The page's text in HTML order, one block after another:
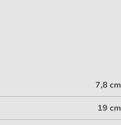
7,8 cm
19 cm